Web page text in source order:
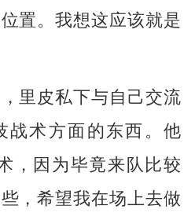
置。我想这应该就是
皮私下与自己交流
战术方面的东西。他
，因为毕竟来队比较
，希望我在场上去做